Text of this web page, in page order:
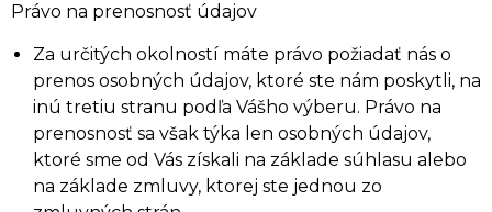
Právo na prenosnosť údajov
Za určitých okolností máte právo požiadať nás o
prenos osobných údajov, ktoré ste nám poskytli, na
inú tretiu stranu podľa Vášho výberu. Právo na
prenosnosť sa však týka len osobných údajov,
ktoré sme od Vás získali na základe súhlasu alebo
na základe zmluvy, ktorej ste jednou zo